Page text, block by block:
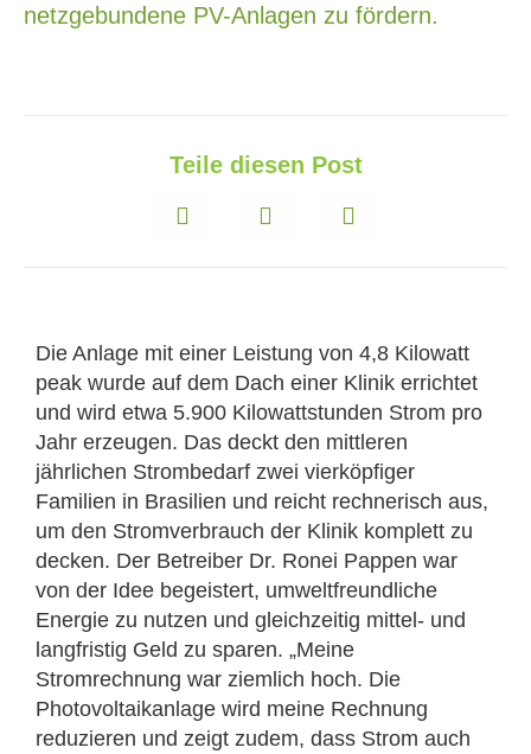
netzgebundene PV-Anlagen zu fördern.
Teile diesen Post
Die Anlage mit einer Leistung von 4,8 Kilowatt
peak wurde auf dem Dach einer Klinik errichtet
und wird etwa 5.900 Kilowattstunden Strom pro
Jahr erzeugen. Das deckt den mittleren
jährlichen Strombedarf zwei vierköpfiger
Familien in Brasilien und reicht rechnerisch aus,
um den Stromverbrauch der Klinik komplett zu
decken. Der Betreiber Dr. Ronei Pappen war
von der Idee begeistert, umweltfreundliche
Energie zu nutzen und gleichzeitig mittel- und
langfristig Geld zu sparen. „Meine
Stromrechnung war ziemlich hoch. Die
Photovoltaikanlage wird meine Rechnung
reduzieren und zeigt zudem, dass Strom auch